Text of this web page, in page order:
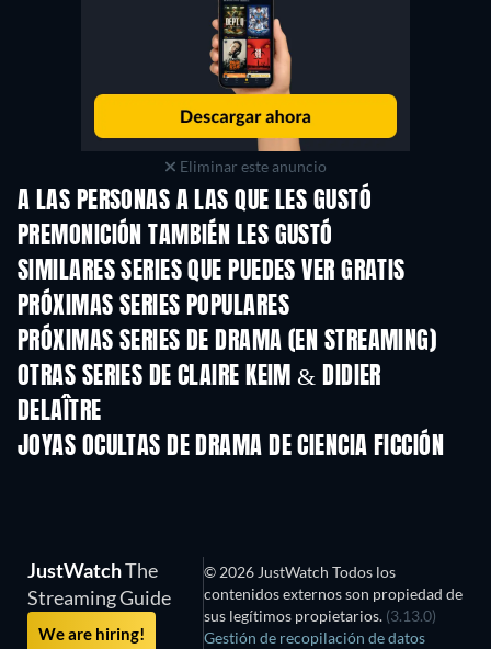
Eliminar este anuncio
A LAS PERSONAS A LAS QUE LES GUSTÓ
PREMONICIÓN TAMBIÉN LES GUSTÓ
TV
SIMILARES SERIES QUE PUEDES VER GRATIS
TV TV
PRÓXIMAS SERIES POPULARES
TV
PRÓXIMAS SERIES DE DRAMA (EN STREAMING)
Temporada 6 Temporada 2
OTRAS SERIES DE CLAIRE KEIM & DIDIER
DELAÎTRE
JOYAS OCULTAS DE DRAMA DE CIENCIA FICCIÓN
TV
JustWatchThe
Streaming Guide
We are hiring!
© 2026 JustWatch Todos los
contenidos externos son propiedad de
sus legítimos propietarios. (3.13.0)
Gestión de recopilación de datos